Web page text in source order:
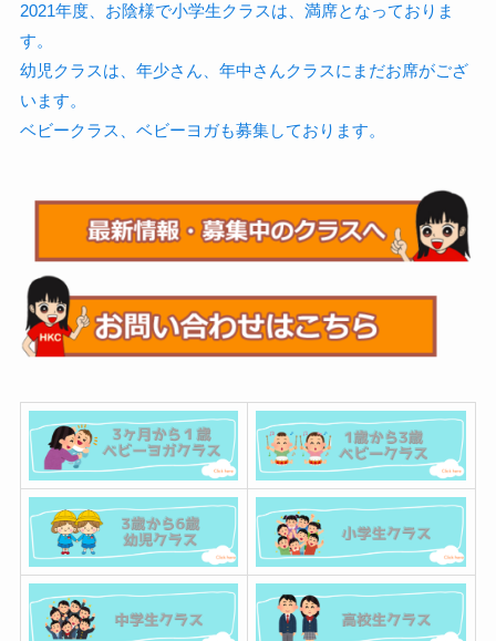
2021年度、お陰様で小学生クラスは、満席となっておりま
す。
幼児クラスは、年少さん、年中さんクラスにまだお席がござ
います。
ベビークラス、ベビーヨガも募集しております。